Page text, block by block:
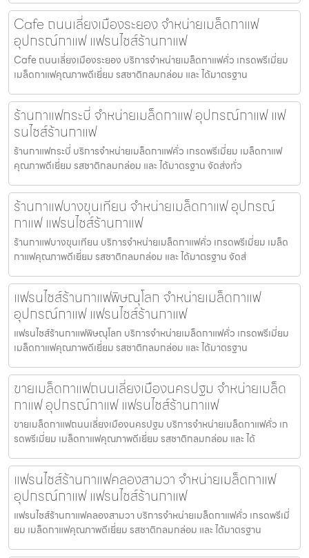
Cafe ถนนเลี่ยงเมืองระยอง จำหน่ายเมล็ดกาแฟ
อุปกรณ์กาแฟ แฟรนไชส์ร้านกาแฟ
Cafe ถนนเลี่ยงเมืองระยอง บริการจำหน่ายเมล็ดกาแฟคั่ว เกรดพรีเมี่ยม
เมล็ดกาแฟคุณภาพดีเยี่ยม รสชาติกลมกล่อม และ ได้มาตรฐาน
ร้านกาแฟกระบี่ จำหน่ายเมล็ดกาแฟ อุปกรณ์กาแฟ แฟ
รนไชส์ร้านกาแฟ
ร้านกาแฟกระบี่ บริการจำหน่ายเมล็ดกาแฟคั่ว เกรดพรีเมี่ยม เมล็ดกาแฟ
คุณภาพดีเยี่ยม รสชาติกลมกล่อม และ ได้มาตรฐาน จัดส่งทั่ว
ร้านกาแฟบางขุนเทียน จำหน่ายเมล็ดกาแฟ อุปกรณ์
กาแฟ แฟรนไชส์ร้านกาแฟ
ร้านกาแฟบางขุนเทียน บริการจำหน่ายเมล็ดกาแฟคั่ว เกรดพรีเมี่ยม เมล็ด
กาแฟคุณภาพดีเยี่ยม รสชาติกลมกล่อม และ ได้มาตรฐาน จัดส่
แฟรนไชส์ร้านกาแฟพิษณุโลก จำหน่ายเมล็ดกาแฟ
อุปกรณ์กาแฟ แฟรนไชส์ร้านกาแฟ
แฟรนไชส์ร้านกาแฟพิษณุโลก บริการจำหน่ายเมล็ดกาแฟคั่ว เกรดพรีเมี่ยม
เมล็ดกาแฟคุณภาพดีเยี่ยม รสชาติกลมกล่อม และ ได้มาตรฐาน
ขายเมล็ดกาแฟถนนเลี่ยงเมืองนครปฐม จำหน่ายเมล็ด
กาแฟ อุปกรณ์กาแฟ แฟรนไชส์ร้านกาแฟ
ขายเมล็ดกาแฟถนนเลี่ยงเมืองนครปฐม บริการจำหน่ายเมล็ดกาแฟคั่ว เก
รดพรีเมี่ยม เมล็ดกาแฟคุณภาพดีเยี่ยม รสชาติกลมกล่อม และ ได้
แฟรนไชส์ร้านกาแฟคลองสามวา จำหน่ายเมล็ดกาแฟ
อุปกรณ์กาแฟ แฟรนไชส์ร้านกาแฟ
แฟรนไชส์ร้านกาแฟคลองสามวา บริการจำหน่ายเมล็ดกาแฟคั่ว เกรดพรีเมี่
ยม เมล็ดกาแฟคุณภาพดีเยี่ยม รสชาติกลมกล่อม และ ได้มาตรฐาน